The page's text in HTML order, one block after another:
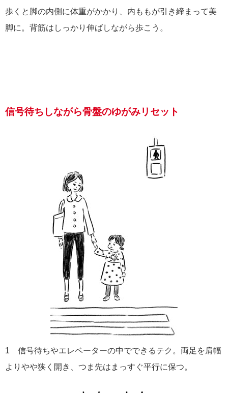
歩くと脚の内側に体重がかかり、内ももが引き締まって美
脚に。背筋はしっかり伸ばしながら歩こう。
信号待ちしながら骨盤のゆがみリセット
1 信号待ちやエレベーターの中でできるテク。両足を肩幅
よりやや狭く開き、つま先はまっすぐ平行に保つ。